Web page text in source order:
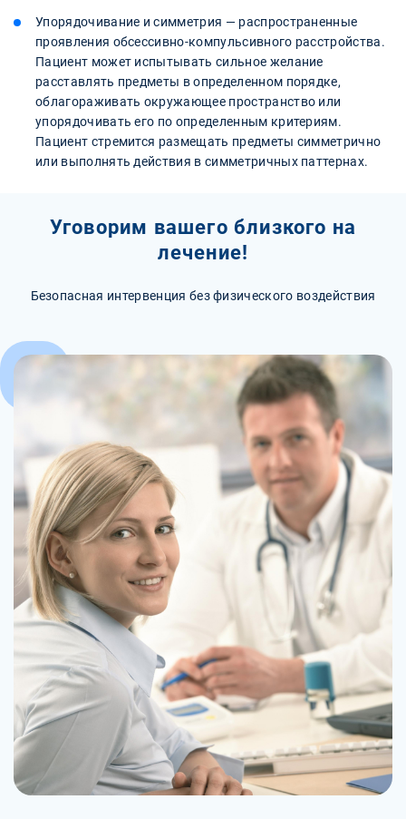
Упорядочивание и симметрия — распространенные
проявления обсессивно-компульсивного расстройства.
Пациент может испытывать сильное желание
расставлять предметы в определенном порядке,
облагораживать окружающее пространство или
упорядочивать его по определенным критериям.
Пациент стремится размещать предметы симметрично
или выполнять действия в симметричных паттернах.
Уговорим вашего близкого на
лечение!
Безопасная интервенция без физического воздействия